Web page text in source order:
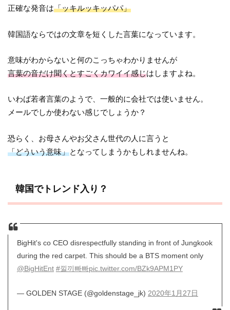
正確な発音は「ッキルッキッパパ」
韓国語ならではの文章を短くした言葉になっています。
意味がわからないと何のこっちゃわかりませんが
言葉の音だけ聞くとすごくカワイイ感じはしますよね。
いわば若者言葉のようで、一般的に会社では使いません。
メールでしか使わない感じでしょうか？
恐らく、お母さんやお父さん世代の人に言うと
「どういう意味」となってしまうかもしれませんね。
韓国でトレンド入り？
BigHit's co CEO disrespectfully standing in front of Jungkook
during the red carpet. This should be a BTS moment only
@BigHitEnt #낄끼빠빠pic.twitter.com/BZk9APM1PY
— GOLDEN STAGE (@goldenstage_jk) 2020年1月27日